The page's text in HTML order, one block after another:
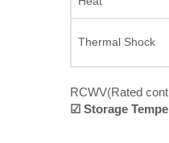
Thermal Shock
RCWV(Rated
☑ Storage